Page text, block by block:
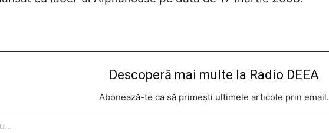
Descoperă mai multe la Radio DEEA
Abonează-te ca să primești ultimele articole prin email.